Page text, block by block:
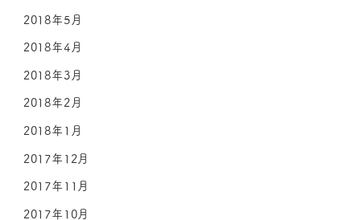
2018年5月
2018年4月
2018年3月
2018年2月
2018年1月
2017年12月
2017年11月
2017年10月